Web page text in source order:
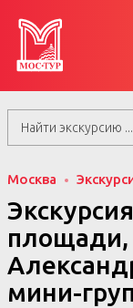
Москва
мини-